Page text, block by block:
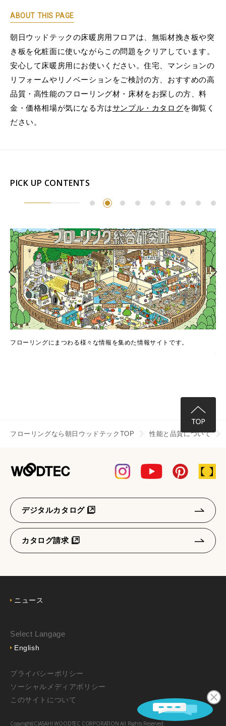
ABOUT THIS PAGE
朝日ウッドテックの床暖房用フロアは、無垢材挽き板や突
き板を化粧面に使いながらこの問題をクリアしています。
安心して床暖房用にお使いください。住宅、マンションの
リフォームやリノベーションをご検討の方、おすすめの高
品質・高性能のフローリング材・床材をお探しの方、料
金・価格相場が気になる方はサンプル・カタログを御覧く
ださい。
PICK UP CONTENTS
フローリングにまつわる様々な情報を集めた情報サイトです。
フローリングなら朝日ウッドテックTOP 性能と品質について
デジタルカタログ
カタログ請求
ニュース
Select Langage
English
プライバシーポリシー
ソーシャルメディアポリシー
このサイトについて
Copyright(C)ASAHI WOODTEC CORPORATION All Rights Reserved.